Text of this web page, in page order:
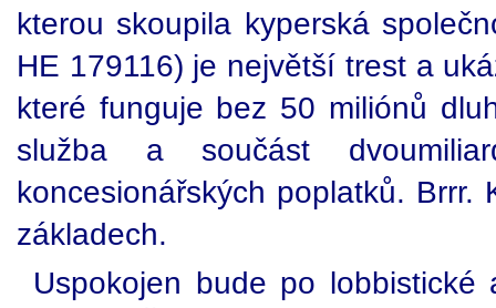
kterou skoupila kyperská
HE 179116) je největší trest a
které funguje bez 50 miliónů
služba a součást
koncesionářských poplatků.
základech.
Uspokojen bude po